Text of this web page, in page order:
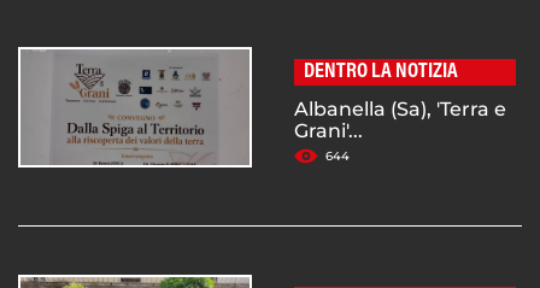
DENTRO LA NOTIZIA
Albanella (Sa), 'Terra e
Grani'...
644